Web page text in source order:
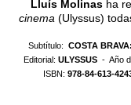
Lluís Molinas ha
cinema (Ulyssus)
Subtítulo: COSTA
Editorial: ULYSSUS- Año
ISBN: 978-84-613-